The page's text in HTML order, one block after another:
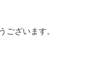
ございます。